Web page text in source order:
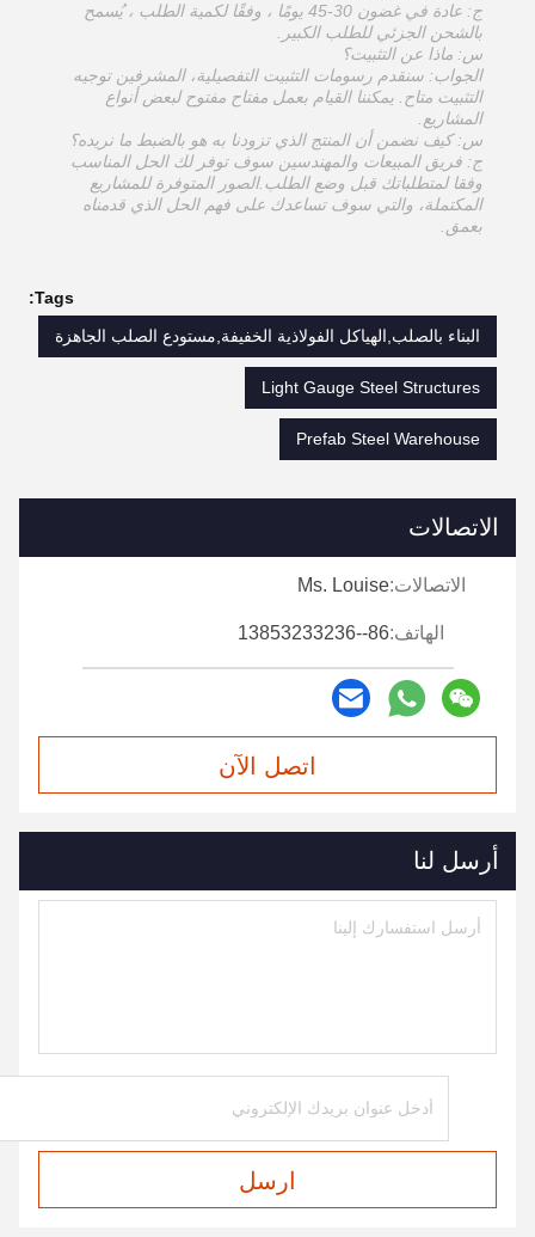
ج: عادة في غضون 30-45 يومًا ، وفقًا لكمية الطلب ، يُسمح
بالشحن الجزئي للطلب الكبير.
س: ماذا عن التثبيت؟
الجواب: سنقدم رسومات التثبيت التفصيلية، المشرفين توجيه
التثبيت متاح. يمكننا القيام بعمل مفتاح مفتوح لبعض أنواع
المشاريع.
س: كيف نضمن أن المنتج الذي تزودنا به هو بالضبط ما نريده؟
ج: فريق المبيعات والمهندسين سوف توفر لك الحل المناسب
وفقا لمتطلباتك قبل وضع الطلب.الصور المتوفرة للمشاريع
المكتملة، والتي سوف تساعدك على فهم الحل الذي قدمناه
بعمق.
Tags:
البناء بالصلب,الهياكل الفولاذية الخفيفة,مستودع الصلب الجاهزة
Light Gauge Steel Structures
Prefab Steel Warehouse
الاتصالات
الاتصالات:Ms. Louise
الهاتف:86--13853233236
اتصل الآن
أرسل لنا
ارسل